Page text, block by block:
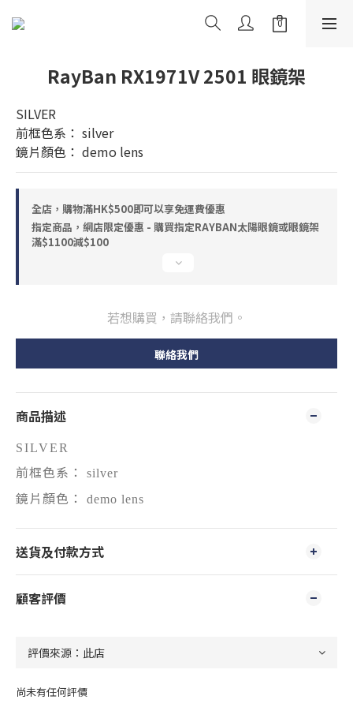
RayBan RX1971V 2501 眼鏡架
SILVER
前框色系： silver
鏡片顏色： demo lens
全店，購物滿HK$500即可以享免運費優惠
指定商品，網店限定優惠 - 購買指定RAYBAN太陽眼鏡或眼鏡架
滿$1100減$100
若想購買，請聯絡我們。
聯絡我們
商品描述
SILVER
前框色系： silver
鏡片顏色： demo lens
送貨及付款方式
顧客評價
尚未有任何評價